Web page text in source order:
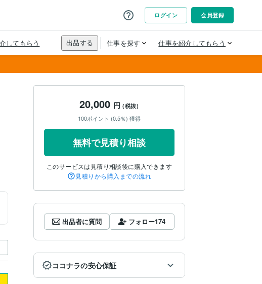
20,000 円(税抜)
100ポイント (0.5％) 獲得
無料で見積り相談
このサービスは見積り相談後に購入できます
見積りから購入までの流れ
出品者に質問 フォロー174
ココナラの安心保証